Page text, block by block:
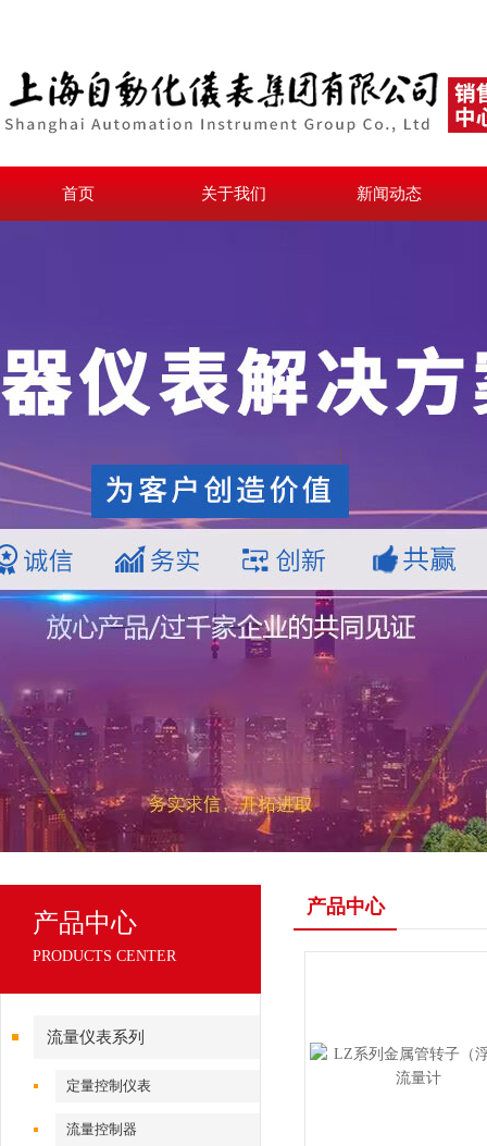
首页 关于我们 新闻动态
产品中心
PRODUCTS CENTER
流量仪表系列
定量控制仪表
流量控制器
产品中心